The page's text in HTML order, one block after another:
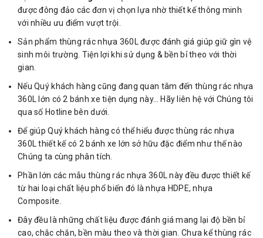
được đông đảo các đơn vị chọn lựa nhờ thiết kế thông minh
với nhiều ưu điểm vượt trội.
Sản phẩm thùng rác nhựa 360L được đánh giá giúp giữ gìn vệ
sinh môi trường. Tiện lợi khi sử dụng & bền bỉ theo với thời
gian.
Nếu Quý khách hàng cũng đang quan tâm đến thùng rác nhựa
360L lớn có 2 bánh xe tiện dụng này… Hãy liên hệ với Chúng tôi
qua số Hotline bên dưới.
Để giúp Quý khách hàng có thể hiểu được thùng rác nhựa
360L thiết kế có 2 bánh xe lớn sở hữu đặc điểm như thế nào
Chúng ta cùng phân tích.
Phần lớn các mẫu thùng rác nhựa 360L này đều được thiết kế
từ hai loại chất liệu phổ biến đó là nhựa HDPE, nhựa
Composite.
Đây đều là những chất liệu được đánh giá mang lại độ bền bỉ
cao, chắc chắn, bền màu theo và thời gian. Chưa kể thùng rác